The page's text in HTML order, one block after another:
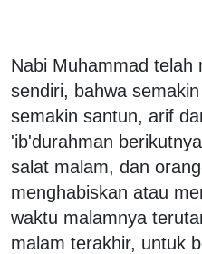
Nabi Muhammad telah
sendiri, bahwa
semakin santun, arif
'ib'durahman
salat malam, dan
menghabiskan atau
waktu malamnya
malam terakhir, untuk